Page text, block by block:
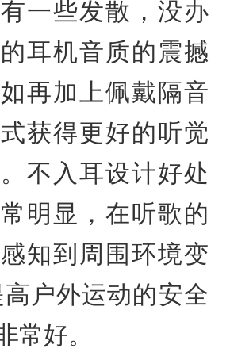
一些发散，没办
耳机音质的震撼
再加上佩戴隔音
获得更好的听觉
不入耳设计好处
明显，在听歌的
知到周围环境变
户外运动的安全
常好。